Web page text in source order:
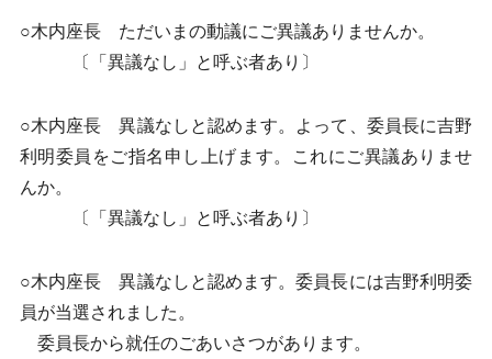
○木内座長 ただいまの動議にご異議ありませんか。
〔「異議なし」と呼ぶ者あり〕
○木内座長 異議なしと認めます。よって、委員長に吉野
利明委員をご指名申し上げます。これにご異議ありませ
んか。
〔「異議なし」と呼ぶ者あり〕
○木内座長 異議なしと認めます。委員長には吉野利明委
員が当選されました。
委員長から就任のごあいさつがあります。